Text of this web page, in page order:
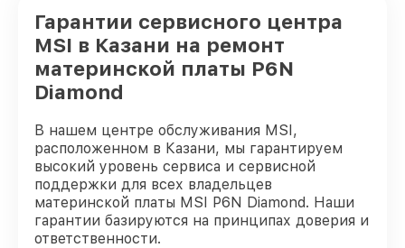
Гарантии сервисного центра
MSI в Казани на ремонт
материнской платы P6N
Diamond
В нашем центре обслуживания MSI,
расположенном в Казани, мы гарантируем
высокий уровень сервиса и сервисной
поддержки для всех владельцев
материнской платы MSI P6N Diamond. Наши
гарантии базируются на принципах доверия и
ответственности.